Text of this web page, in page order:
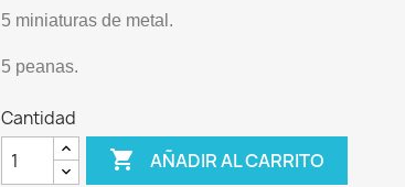
5 miniaturas de metal.
5 peanas.
Cantidad
 AÑADIR AL CARRITO